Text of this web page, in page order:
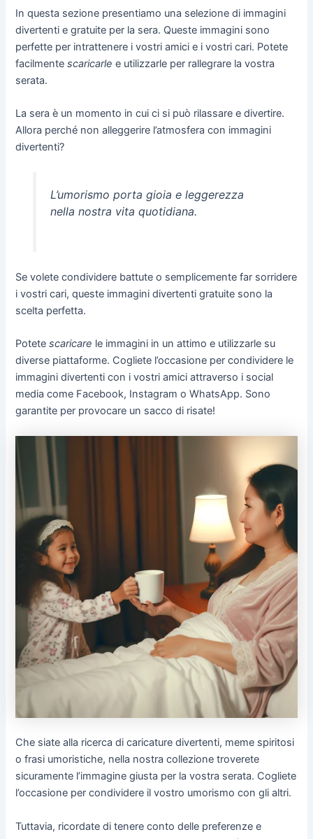
In questa sezione presentiamo una selezione di immagini
divertenti e gratuite per la sera. Queste immagini sono
perfette per intrattenere i vostri amici e i vostri cari. Potete
facilmentescaricarle e utilizzarle per rallegrare la vostra
serata.
La sera è un momento in cui ci si può rilassare e divertire.
Allora perché non alleggerire l’atmosfera con immagini
divertenti?
L’umorismo porta gioia e leggerezza
nella nostra vita quotidiana.
Se volete condividere battute o semplicemente far sorridere
i vostri cari, queste immagini divertenti gratuite sono la
scelta perfetta.
Potetescaricare le immagini in un attimo e utilizzarle su
diverse piattaforme. Cogliete l’occasione per condividere le
immagini divertenti con i vostri amici attraverso i social
media come Facebook, Instagram o WhatsApp. Sono
garantite per provocare un sacco di risate!
Che siate alla ricerca di caricature divertenti, meme spiritosi
o frasi umoristiche, nella nostra collezione troverete
sicuramente l’immagine giusta per la vostra serata. Cogliete
l’occasione per condividere il vostro umorismo con gli altri.
Tuttavia, ricordate di tenere conto delle preferenze e